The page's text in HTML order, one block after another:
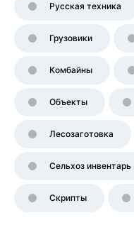
Русская техника
Грузовики
Комбайны
Объекты
Лесозаготовка
Сельхоз инвентарь
Скрипты